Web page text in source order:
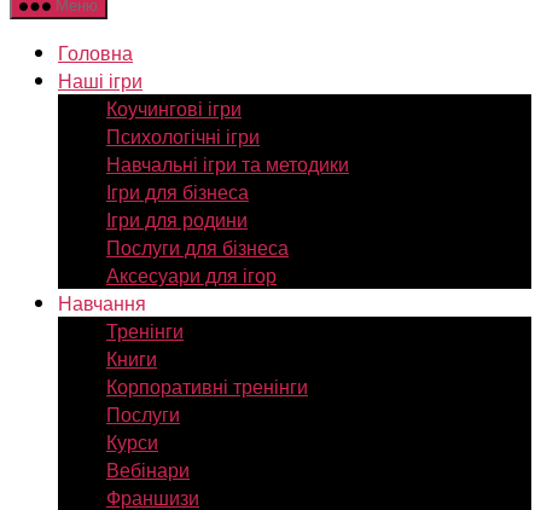
Меню
Головна
Наші ігри
Коучингові ігри
Психологічні ігри
Навчальні ігри та методики
Ігри для бізнеса
Ігри для родини
Послуги для бізнеса
Аксесуари для ігор
Навчання
Тренінги
Книги
Корпоративні тренінги
Послуги
Курси
Вебінари
Франшизи